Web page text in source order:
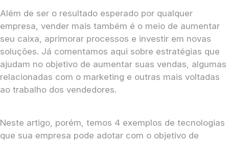
Além de ser o resultado esperado por qualquer
empresa, vender mais também é o meio de aumentar
seu caixa, aprimorar processos e investir em novas
soluções. Já comentamos aqui sobre estratégias que
ajudam no objetivo de aumentar suas vendas, algumas
relacionadas com o marketing e outras mais voltadas
ao trabalho dos vendedores.
Neste artigo, porém, temos 4 exemplos de tecnologias
que sua empresa pode adotar com o objetivo de